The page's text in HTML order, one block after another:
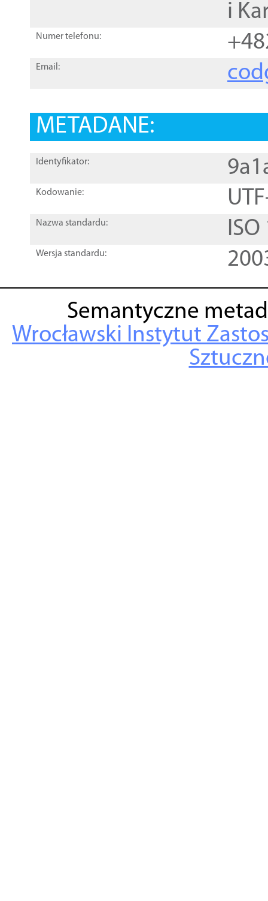
i
Numer telefonu:
Email:
METADANE:
Identyfikator:
Kodowanie:
Nazwa standardu:
Wersja standardu:
Semantyczne
Wrocławski Instytut